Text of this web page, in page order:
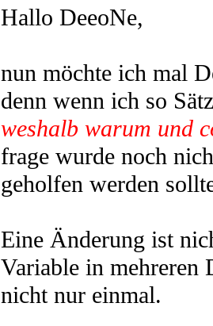
Hallo DeeoNe,
nun möchte ich mal
denn wenn ich so
weshalb warum und
frage wurde noch
geholfen werden
Eine Änderung ist
Variable in mehreren
nicht nur einmal.